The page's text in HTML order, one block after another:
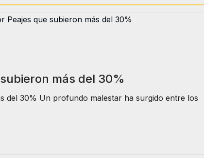
más del 30%
del 30% Un profundo malestar ha surgido entre los